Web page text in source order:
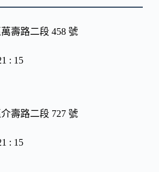
壽路二段 458 號
: 15
壽路二段 727 號
: 15